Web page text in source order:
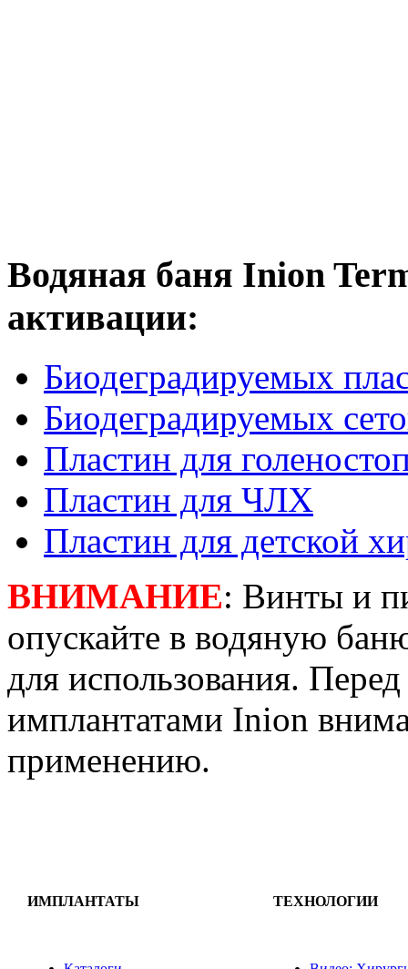
Водяная баня Inion
активации:
Биодеградируемых
Биодеградируемых
Пластин для
Пластин для ЧЛХ
Пластин для детской
ВНИМАНИЕ: Винты и
опускайте в водяную
для использования.
имплантатами Inion
применению.
ИМПЛАНТАТЫ ТЕХНОЛОГИИ